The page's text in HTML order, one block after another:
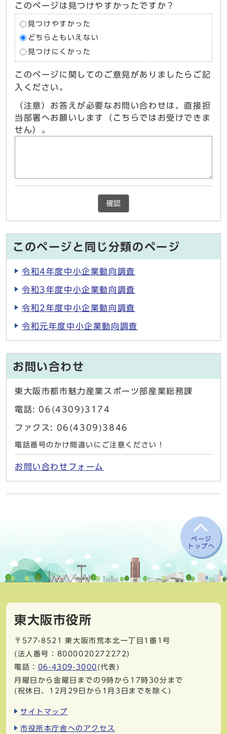
このページは見つけやすかったですか？
見つけやすかった
どちらともいえない
見つけにくかった
このページに関してのご意見がありましたらご記
入ください。
（注意）お答えが必要なお問い合わせは、直接担
当部署へお願いします（こちらではお受けできま
せん）。
確認
このページと同じ分類のページ
令和4年度中小企業動向調査
令和3年度中小企業動向調査
令和2年度中小企業動向調査
令和元年度中小企業動向調査
お問い合わせ
東大阪市都市魅力産業スポーツ部産業総務課
電話: 06(4309)3174
ファクス: 06(4309)3846
電話番号のかけ間違いにご注意ください！
お問い合わせフォーム
ページ
トップへ
東大阪市役所
〒577-8521
東大阪市荒本北一丁目1番1号
(法人番号：8000020272272)
電話： 06-4309-3000 (代表)
月曜日から金曜日までの9時から17時30分まで
(祝休日、12月29日から1月3日までを除く)
サイトマップ
市役所本庁舎へのアクセス